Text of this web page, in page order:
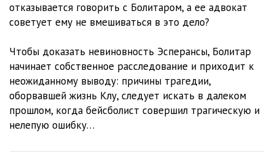
018 08:08
019
020 08:03
отказывается говорить с Болитаром, а ее адвокат
советует ему не вмешиваться в это дело?
Чтобы доказать невиновность Эсперансы, Болитар
начинает собственное расследование и приходит к
неожиданному выводу: причины трагедии,
оборвавшей жизнь Клу, следует искать в далеком
прошлом, когда бейсболист совершил трагическую и
нелепую ошибку…